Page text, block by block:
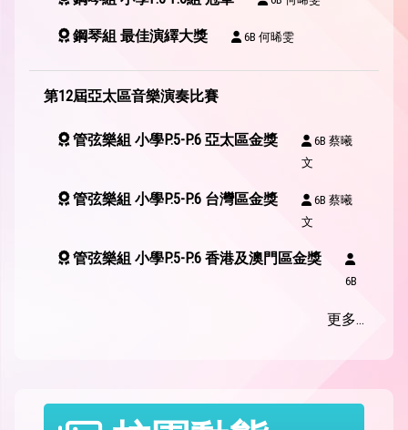
鋼琴組 最佳演繹大獎 6B 何晞雯
第12屆亞太區音樂演奏比賽
管弦樂組 小學P.5-P.6 亞太區金獎
6B 蔡曦
文
管弦樂組 小學P.5-P.6 台灣區金獎
6B 蔡曦
文
管弦樂組 小學P.5-P.6 香港及澳門區金獎
6B
曦
全港少年團急救比賽2025-2026
更多...